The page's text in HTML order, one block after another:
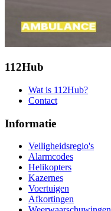
112Hub
Wat is 112Hub?
Contact
Informatie
Veiligheidsregio's
Alarmcodes
Helikopters
Kazernes
Voertuigen
Afkortingen